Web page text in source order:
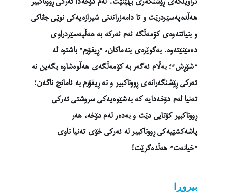
هەڵدەپەسێردرێت و تا دامەزراندنی شیرازەیەکی نوێی جڤاکی
و بنیاتنەوەی کۆمەڵگە ئەم ئەرکە بە هەڵپەسێردراوی
دەمێنێتەوە. بەگوێرەی بنەماکان، “ڕیفۆرم” باشترە لە
“شۆڕش”؛ بەڵام ئەگەر بە کۆمەڵگەی هەڵوەشاوە بگەین نە
ئەرکی ڕۆشنگەرانەی ڕووناکبیر و نە ڕیفۆرم بە ئامانج ناگەن؛
تەنیا لەم دۆخەدایە کە بەشێوەیەکی سروشتی ئەرکی
ڕووناکبیر کۆتایی دێت و بەدەر لەم دۆخە، هەر
پاشەکشێیەکی ڕووناکبیر لە ئەرکی خۆی تەنیا ناوی
“خیانەت” هەڵدەگرێت!
بیروڕا